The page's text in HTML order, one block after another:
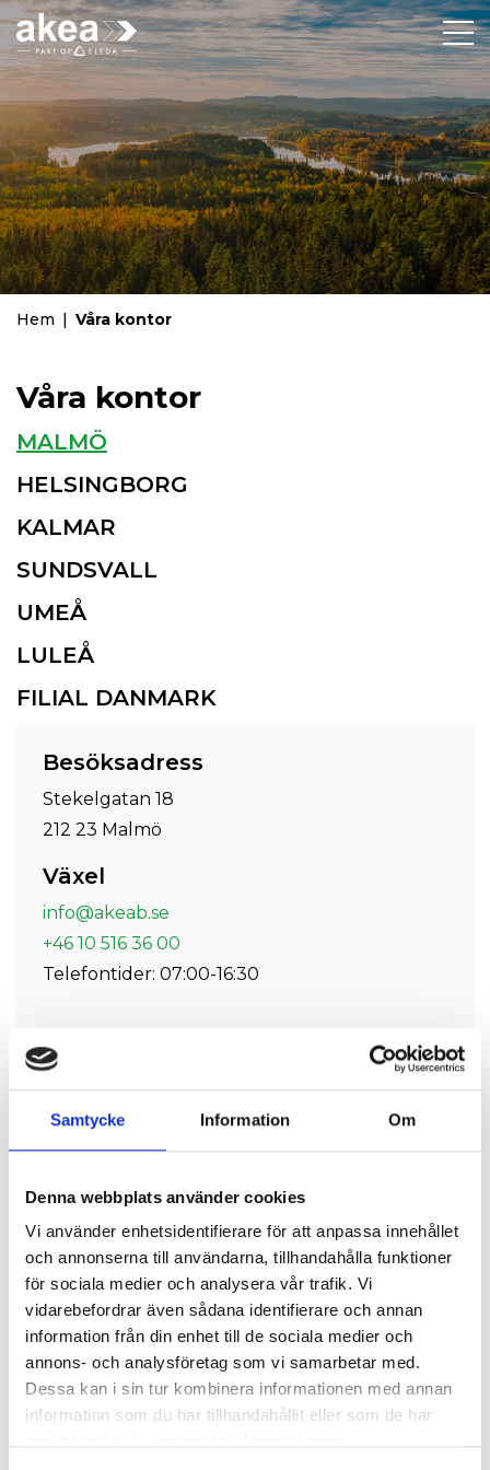
Samtycke Information Om
Denna webbplats använder cookies
Vi använder enhetsidentifierare för att anpassa innehållet
och annonserna till användarna, tillhandahålla funktioner
för sociala medier och analysera vår trafik. Vi
vidarebefordrar även sådana identifierare och annan
information från din enhet till de sociala medier och
annons- och analysföretag som vi samarbetar med.
Dessa kan i sin tur kombinera informationen med annan
information som du har tillhandahållit eller som de har
Hem | Våra kontor
Våra kontor
MALMÖ
HELSINGBORG
KALMAR
SUNDSVALL
UMEÅ
LULEÅ
FILIAL DANMARK
Besöksadress
Stekelgatan 18
212 23 Malmö
Växel
info@akeab.se
+46 10 516 36 00
Telefontider: 07:00-16:30